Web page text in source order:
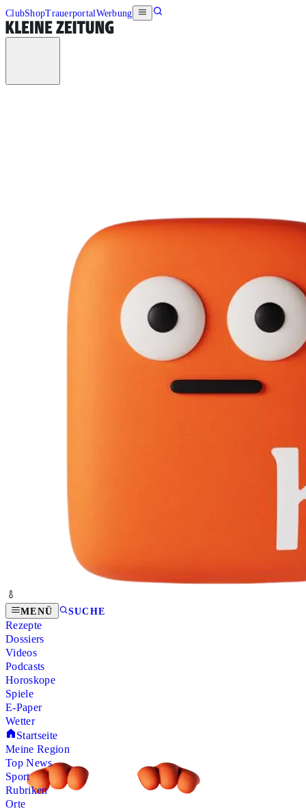
ClubShopTrauerportalWerbung
MENÜ SUCHE
Rezepte
Dossiers
Videos
Podcasts
Horoskope
Spiele
E-Paper
Wetter
Startseite
Meine Region
Top News
Sport
Rubriken
Orte